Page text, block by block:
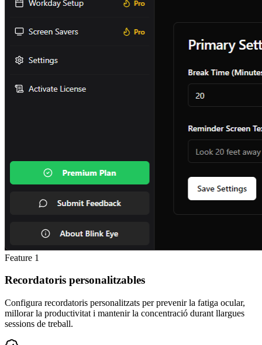
Feature 1
Recordatoris personalitzables
Configura recordatoris personalitzats per prevenir la fatiga ocular,
millorar la productivitat i mantenir la concentració durant llargues
sessions de treball.